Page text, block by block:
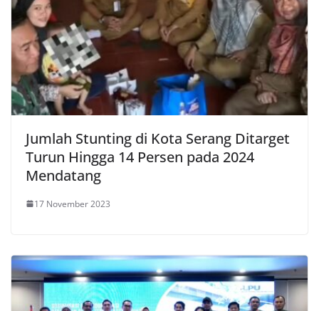
Jumlah Stunting di Kota Serang Ditarget
Turun Hingga 14 Persen pada 2024
Mendatang
17 November 2023